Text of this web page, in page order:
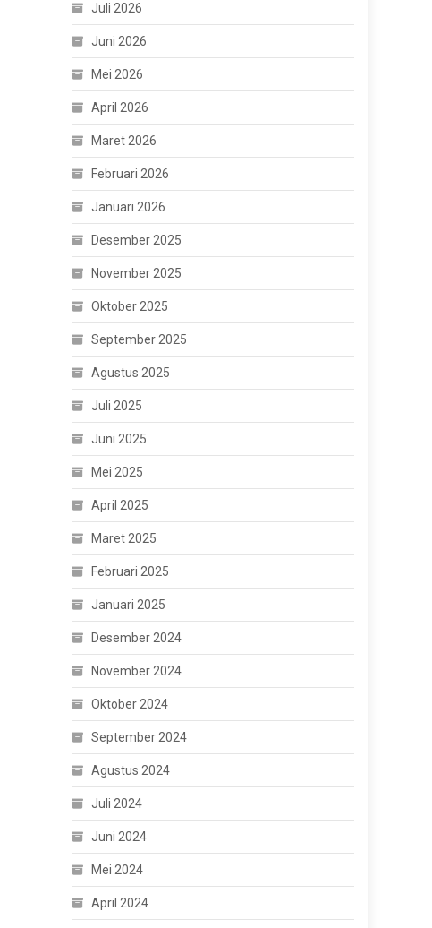
Juli 2026
Juni 2026
Mei 2026
April 2026
Maret 2026
Februari 2026
Januari 2026
Desember 2025
November 2025
Oktober 2025
September 2025
Agustus 2025
Juli 2025
Juni 2025
Mei 2025
April 2025
Maret 2025
Februari 2025
Januari 2025
Desember 2024
November 2024
Oktober 2024
September 2024
Agustus 2024
Juli 2024
Juni 2024
Mei 2024
April 2024